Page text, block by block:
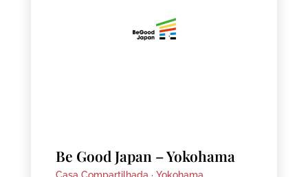
Be Good Japan – Yokohama